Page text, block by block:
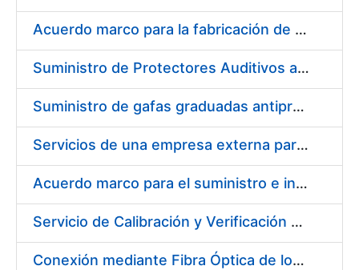
Acuerdo marco para la fabricación de piezas
Suministro de Protectores Auditivos a medida para las personas trabajadoras de los Centros de Trabajo de Madrid y Burgos
Suministro de gafas graduadas antiproyecciones para los trabajadores de la FNMT-RCM en los centros de trabajo de Madrid y Burgos
Servicios de una empresa externa para el asesoramiento y resolución de los recursos de alzada que se presentan relacionados con procesos de selección para la FNMT-RCM
Acuerdo marco para el suministro e instalación de persianas, estores y otros complementos
Servicio de Calibración y Verificación Externa de los Equipos de Medición del Servicio de Prevención de la FNMT-RCM
Conexión mediante Fibra Óptica de los Centros de Proceso de Datos (CPDs) de las sedes de la FNMT-RCM de Burgos y Madrid